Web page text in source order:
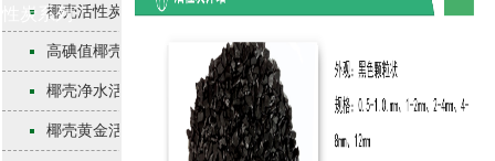
性炭系列椰壳活性炭
高碘值椰壳活性炭
椰壳净水活性炭
椰壳黄金活性炭